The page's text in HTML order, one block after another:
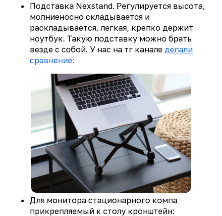
Подставка Nexstand. Регулируется высота,
молниеносно складывается и
раскладывается, легкая, крепко держит
ноутбук. Такую подставку можно брать
везде с собой. У нас на тг канале делали
сравнение:
Для монитора стационарного компа
прикрепляемый к столу кронштейн: